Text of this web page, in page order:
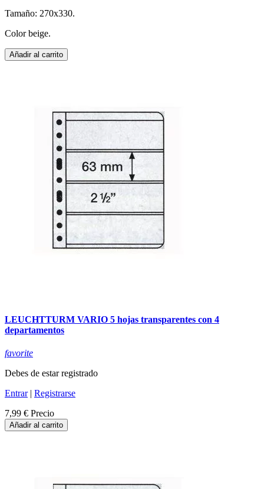
Tamaño: 270x330.
Color beige.
Añadir al carrito
LEUCHTTURM VARIO 5 hojas transparentes con 4
departamentos
favorite
Debes de estar registrado
Entrar| Registrarse
7,99 € Precio
Añadir al carrito